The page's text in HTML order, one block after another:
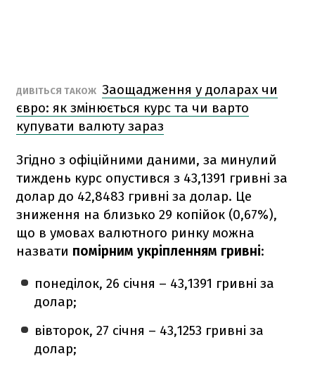
ДИВІТЬСЯ ТАКОЖ Заощадження у доларах чи
євро: як змінюється курс та чи варто
купувати валюту зараз
Згідно з офіційними даними, за минулий
тиждень курс опустився з 43,1391 гривні за
долар до 42,8483 гривні за долар. Це
зниження на близько 29 копійок (0,67%),
що в умовах валютного ринку можна
назвати помірним укріпленням гривні:
понеділок, 26 січня – 43,1391 гривні за
долар;
вівторок, 27 січня – 43,1253 гривні за
долар;